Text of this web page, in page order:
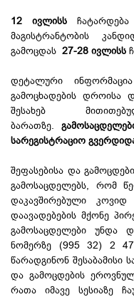
12 ივლისს
მაგისტრანტობის
გამოცდას 27-28 ივლისს
დეტალური
გამოცხადების დროისა
შესახებ
ბარათზე.
სარეგისტრაციო
შეფასებისა და
გამოსაცდელებს, რომ
დაკავშირებული
დაავადებების მქონე
გამოსაცდელები უნდა
ნომერზე (995 32) 2
წარადგინონ შესაბამისი
და გამოცდების
რათა იმავე სესიაზე